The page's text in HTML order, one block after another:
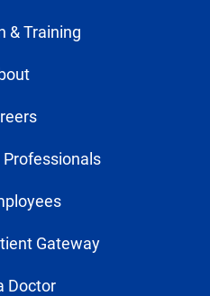
& Training
Gateway
Doctor